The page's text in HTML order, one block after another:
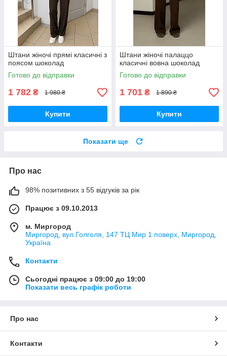
Штани жіночі прямі класичні з
поясом шоколад
Готово до відправки
1 782 ₴ 1 980 ₴
Купити
Штани жіночі палаццо
класичні вовна шоколад
Готово до відправки
1 701 ₴ 1 890 ₴
Купити
Показати ще
Про нас
98% позитивних з 55 відгуків за рік
Працює з 09.10.2013
м. Миргород
Миргород, вул.Голголя, 147 ТЦ Мир 1 поверх, Миргород,
Україна
Контакти
Сьогодні працює з 09:00 до 19:00
Показати весь графік роботи
Про нас
Контакти